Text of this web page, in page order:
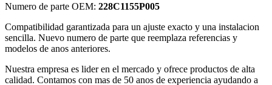
Numero de parte OEM: 228C1155P005
Compatibilidad garantizada para un ajuste exacto y una instalacion
sencilla. Nuevo numero de parte que reemplaza referencias y
modelos de anos anteriores.
Nuestra empresa es lider en el mercado y ofrece productos de alta
calidad. Contamos con mas de 50 anos de experiencia ayudando a